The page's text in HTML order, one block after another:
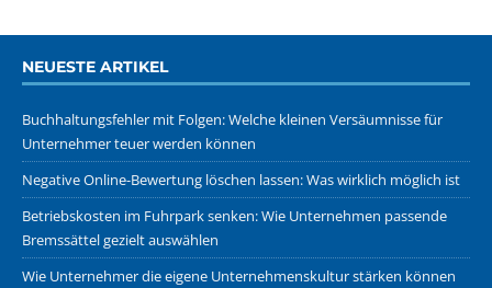
NEUESTE ARTIKEL
Buchhaltungsfehler mit Folgen: Welche kleinen Versäumnisse für
Unternehmer teuer werden können
Negative Online-Bewertung löschen lassen: Was wirklich möglich ist
Betriebskosten im Fuhrpark senken: Wie Unternehmen passende
Bremssättel gezielt auswählen
Wie Unternehmer die eigene Unternehmenskultur stärken können